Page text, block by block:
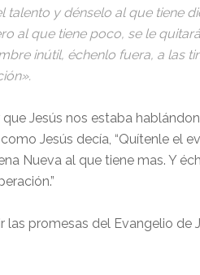
talento y dénselo al que tiene
al que tiene poco, se le
inútil, échenlo fuera, a las
Jesús nos estaba
como Jesús decía, “Quítenle el
Nueva al que tiene mas. Y
las promesas del Evangelio de